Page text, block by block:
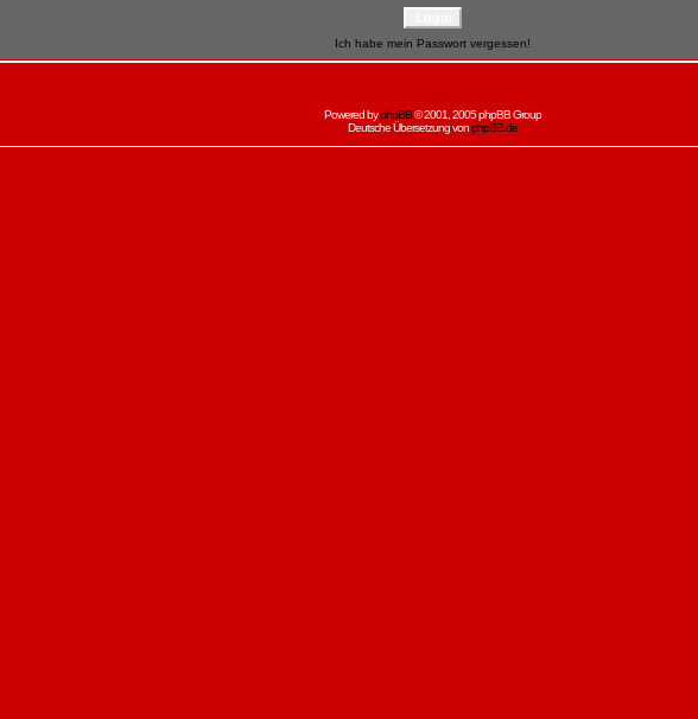
Ich habe mein Passwort vergessen!
Powered byphpBB© 2001, 2005 phpBB Group
Deutsche Übersetzung vonphpBB.de